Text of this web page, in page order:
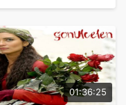
01:36:25